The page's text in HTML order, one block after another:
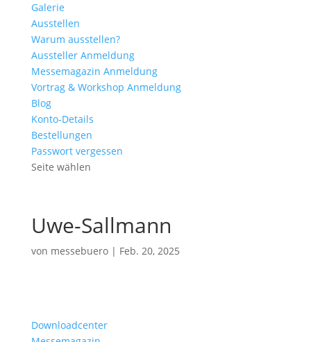
Galerie
Ausstellen
Warum ausstellen?
Aussteller Anmeldung
Messemagazin Anmeldung
Vortrag & Workshop Anmeldung
Blog
Konto-Details
Bestellungen
Passwort vergessen
Seite wählen
Uwe-Sallmann
von messebuero| Feb. 20, 2025
Downloadcenter